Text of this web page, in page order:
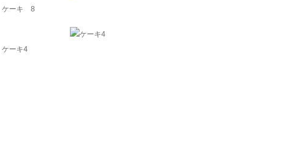
ケーキ 8
ケーキ4